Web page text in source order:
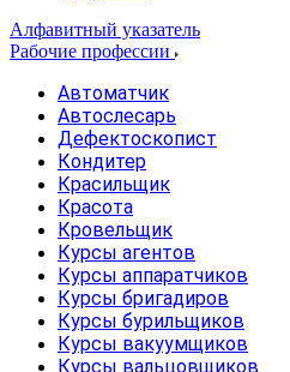
Алфавитный указатель
Рабочие профессии
Автоматчик
Автослесарь
Дефектоскопист
Кондитер
Красильщик
Красота
Кровельщик
Курсы агентов
Курсы аппаратчиков
Курсы бригадиров
Курсы бурильщиков
Курсы вакуумщиков
Курсы вальцовщиков